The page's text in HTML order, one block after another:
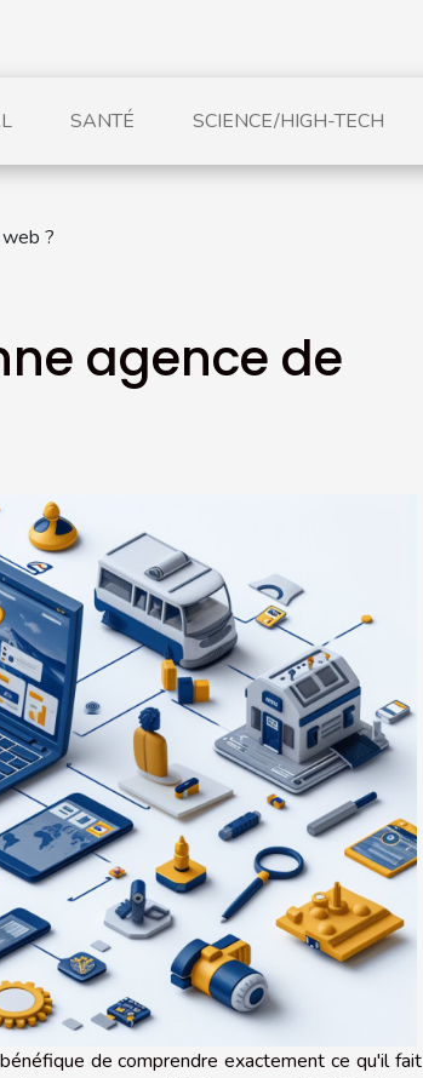
SANTÉ SCIENCE/HIGH-TECH
?
agence de
de comprendre exactement ce qu'il fait